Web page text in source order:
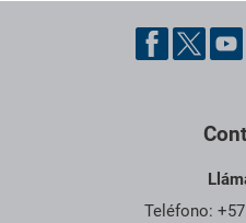
Pie de página con
Teléfono: